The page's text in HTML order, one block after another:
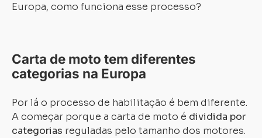
Europa, como funciona esse processo?
Carta de moto tem diferentes
categorias na Europa
Por lá o processo de habilitação é bem diferente.
A começar porque a carta de moto é dividida por
categorias reguladas pelo tamanho dos motores.